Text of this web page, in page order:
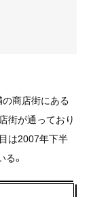
商店街にある
街が通っており
は2007年下半
。